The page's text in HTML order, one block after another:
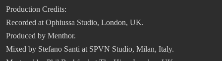
Production Credits:
Recorded at Ophiussa Studio, London, UK.
Produced by Menthor.
Mixed by Stefano Santi at SPVN Studio, Milan, Italy.